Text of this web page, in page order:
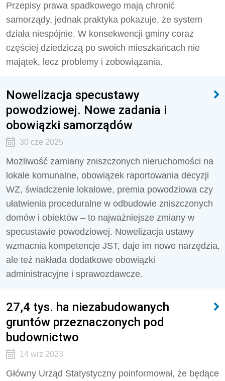
Przepisy prawa spadkowego mają chronić
samorządy, jednak praktyka pokazuje, że system
działa niespójnie. W konsekwencji gminy coraz
częściej dziedziczą po swoich mieszkańcach nie
majątek, lecz problemy i zobowiązania.
Nowelizacja specustawy
powodziowej. Nowe zadania i
obowiązki samorządów
30 cze 2025
Możliwość zamiany zniszczonych nieruchomości na
lokale komunalne, obowiązek raportowania decyzji
WZ, świadczenie lokalowe, premia powodziowa czy
ułatwienia proceduralne w odbudowie zniszczonych
domów i obiektów – to najważniejsze zmiany w
specustawie powodziowej. Nowelizacja ustawy
wzmacnia kompetencje JST, daje im nowe narzędzia,
ale też nakłada dodatkowe obowiązki
administracyjne i sprawozdawcze.
27,4 tys. ha niezabudowanych
gruntów przeznaczonych pod
budownictwo
14 wrz 2023
Główny Urząd Statystyczny poinformował, że będące